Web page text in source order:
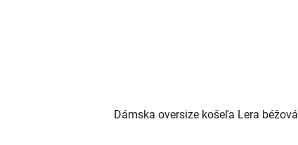
Dámska oversize košeľa Lera béžová